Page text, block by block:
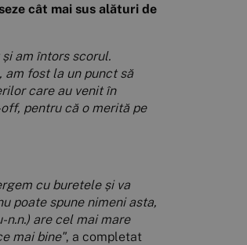
cât mai sus alături de
am întors scorul.
am fost la un punct să
care au venit în
pentru că o merită pe
cu buretele și va
poate spune nimeni asta,
n.n.) are cel mai mare
mai bine", a completat